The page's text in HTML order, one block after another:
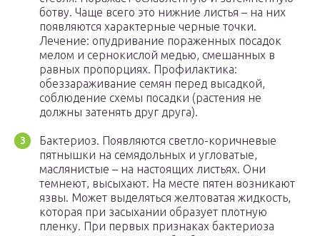
ботву. Чаще всего это нижние листья – на них
появляются характерные черные точки.
Лечение: опудривание пораженных посадок
мелом и сернокислой медью, смешанных в
равных пропорциях. Профилактика:
обеззараживание семян перед высадкой,
соблюдение схемы посадки (растения не
должны затенять друг друга).
Бактериоз. Появляются светло-коричневые
пятнышки на семядольных и угловатые,
маслянистые – на настоящих листьях. Они
темнеют, высыхают. На месте пятен возникают
язвы. Может выделяться желтоватая жидкость,
которая при засыхании образует плотную
пленку. При первых признаках бактериоза